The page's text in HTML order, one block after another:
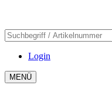
Login
MENÜ